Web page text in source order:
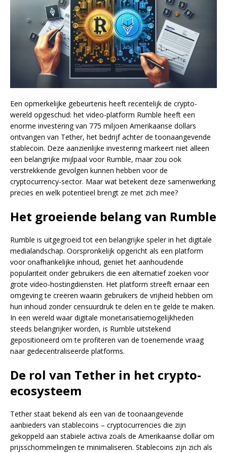
Een opmerkelijke gebeurtenis heeft recentelijk de crypto-
wereld opgeschud: het video-platform Rumble heeft een
enorme investering van 775 miljoen Amerikaanse dollars
ontvangen van Tether, het bedrijf achter de toonaangevende
stablecoin. Deze aanzienlijke investering markeert niet alleen
een belangrijke mijlpaal voor Rumble, maar zou ook
verstrekkende gevolgen kunnen hebben voor de
cryptocurrency-sector. Maar wat betekent deze samenwerking
precies en welk potentieel brengt ze met zich mee?
Het groeiende belang van Rumble
Rumble is uitgegroeid tot een belangrijke speler in het digitale
medialandschap. Oorspronkelijk opgericht als een platform
voor onafhankelijke inhoud, geniet het aanhoudende
populariteit onder gebruikers die een alternatief zoeken voor
grote video-hostingdiensten. Het platform streeft ernaar een
omgeving te creëren waarin gebruikers de vrijheid hebben om
hun inhoud zonder censuurdruk te delen en te gelde te maken.
In een wereld waar digitale monetarisatiemogelijkheden
steeds belangrijker worden, is Rumble uitstekend
gepositioneerd om te profiteren van de toenemende vraag
naar gedecentraliseerde platforms.
De rol van Tether in het crypto-
ecosysteem
Tether staat bekend als een van de toonaangevende
aanbieders van stablecoins – cryptocurrencies die zijn
gekoppeld aan stabiele activa zoals de Amerikaanse dollar om
prijsschommelingen te minimaliseren. Stablecoins zijn zich als